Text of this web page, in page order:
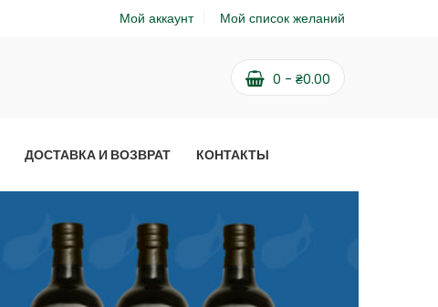
Мой аккаунт Мой список желаний
0 - ₴0.00
ДОСТАВКА И ВОЗВРАТ КОНТАКТЫ